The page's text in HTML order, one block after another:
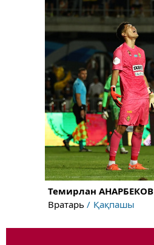
Темирлан АНАРБЕКОВ
Вратарь
Қақпашы